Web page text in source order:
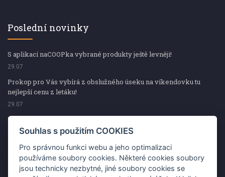
Poslední novinky
S aplikací naCOOPka vybrané produkty ještě levněji!
29.07
Prokop pro Vás vybírá z obslužného úseku na víkendovku tu
nejlepší cenu z letáku!
29.07
Prokop pro Vás vybírá z obslužného úseku na víkendovku tu
nejlepší cenu z letáku!
Kup špekáčky od Váhaly a vyhraj s naCOOPkou sekerku Fiskars
29.07
Souhlas s použitím COOKIES
Pro správnou funkci webu a jeho optimalizaci
používáme soubory cookies. Některé cookies soubory
jsou technicky nezbytné, jiné soubory cookies se